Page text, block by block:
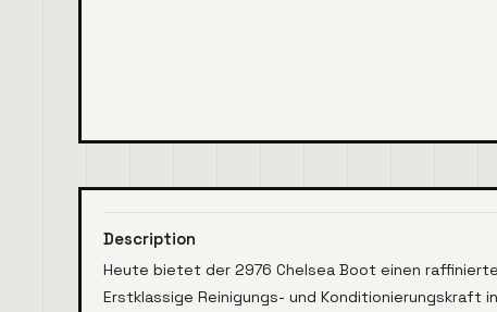
Description
Heute bietet der 2976 Chelsea Boot einen
Erstklassige Reinigungs- und Konditionierungskraft